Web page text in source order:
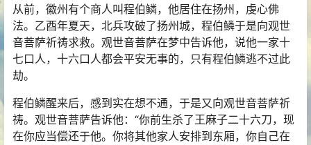
从前，徽州有个商人叫程伯鳞，他居住在扬州，虔心佛
法。乙酉年夏天，北兵攻破了扬州城，程伯鳞于是向观世
音菩萨祈祷求救。观世音菩萨在梦中告诉他，说他一家十
七口人，十六口人都会平安无事的，只有程伯鳞逃不过此
劫。
程伯鳞醒来后，感到实在想不通，于是又向观世音菩萨祈
祷。观世音菩萨告诉他：“你前生杀了王麻子二十六刀，现
在你应当偿还于他。你将其他家人安排到东厢，你自己在